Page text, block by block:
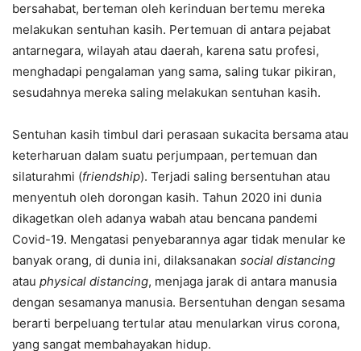
bersahabat, berteman oleh kerinduan bertemu mereka
melakukan sentuhan kasih. Pertemuan di antara pejabat
antarnegara, wilayah atau daerah, karena satu profesi,
menghadapi pengalaman yang sama, saling tukar pikiran,
sesudahnya mereka saling melakukan sentuhan kasih.
Sentuhan kasih timbul dari perasaan sukacita bersama atau
keterharuan dalam suatu perjumpaan, pertemuan dan
silaturahmi (friendship). Terjadi saling bersentuhan atau
menyentuh oleh dorongan kasih. Tahun 2020 ini dunia
dikagetkan oleh adanya wabah atau bencana pandemi
Covid-19. Mengatasi penyebarannya agar tidak menular ke
banyak orang, di dunia ini, dilaksanakan social distancing
atau physical distancing, menjaga jarak di antara manusia
dengan sesamanya manusia. Bersentuhan dengan sesama
berarti berpeluang tertular atau menularkan virus corona,
yang sangat membahayakan hidup.